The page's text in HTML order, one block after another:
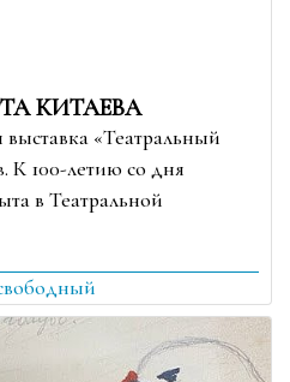
КИТАЕВА
выставка «Театральный
К 100-летию со дня
в Театральной